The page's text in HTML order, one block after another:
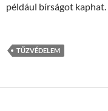
például bírságot kaphat.
TŰZVÉDELEM